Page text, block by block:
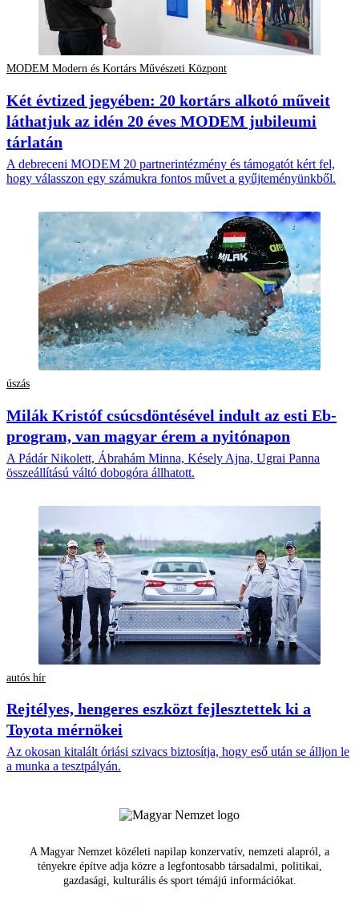
MODEM Modern és Kortárs Művészeti Központ
Két évtized jegyében: 20 kortárs alkotó műveit
láthatjuk az idén 20 éves MODEM jubileumi
tárlatán
A debreceni MODEM 20 partnerintézmény és támogatót kért fel,
hogy válasszon egy számukra fontos művet a gyűjteményünkből.
úszás
Milák Kristóf csúcsdöntésével indult az esti Eb-
program, van magyar érem a nyitónapon
A Pádár Nikolett, Ábrahám Minna, Késely Ajna, Ugrai Panna
összeállítású váltó dobogóra állhatott.
autós hír
Rejtélyes, hengeres eszközt fejlesztettek ki a
Toyota mérnökei
Az okosan kitalált óriási szivacs biztosítja, hogy eső után se álljon le
a munka a tesztpályán.
A Magyar Nemzet közéleti napilap konzervatív, nemzeti alapról, a
tényekre építve adja közre a legfontosabb társadalmi, politikai,
gazdasági, kulturális és sport témájú információkat.